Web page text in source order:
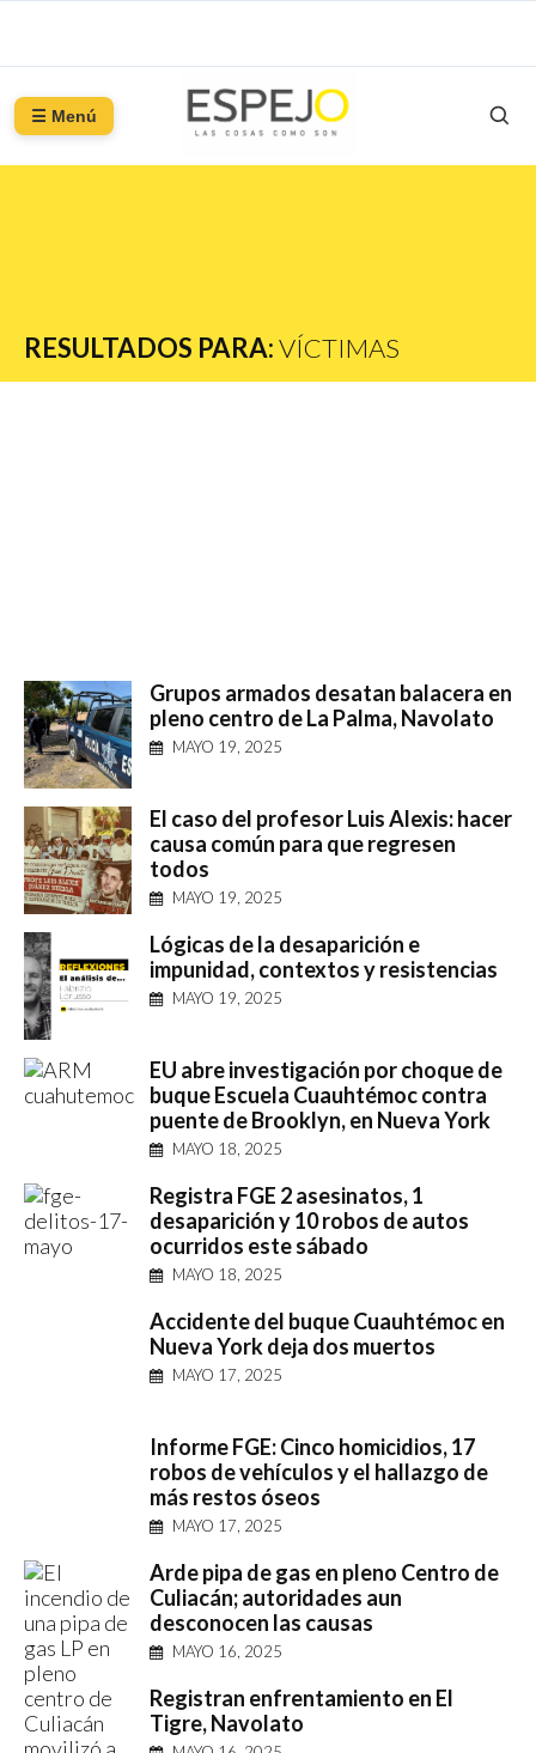
☰ Menú
RESULTADOS PARA:VÍCTIMAS
Grupos armados desatan balacera en
pleno centro de La Palma, Navolato
MAYO 19, 2025
El caso del profesor Luis Alexis: hacer
causa común para que regresen
todos
MAYO 19, 2025
Lógicas de la desaparición e
impunidad, contextos y resistencias
MAYO 19, 2025
EU abre investigación por choque de
buque Escuela Cuauhtémoc contra
puente de Brooklyn, en Nueva York
MAYO 18, 2025
Registra FGE 2 asesinatos, 1
desaparición y 10 robos de autos
ocurridos este sábado
MAYO 18, 2025
Accidente del buque Cuauhtémoc en
Nueva York deja dos muertos
MAYO 17, 2025
Informe FGE: Cinco homicidios, 17
robos de vehículos y el hallazgo de
más restos óseos
MAYO 17, 2025
Arde pipa de gas en pleno Centro de
Culiacán; autoridades aun
desconocen las causas
MAYO 16, 2025
Registran enfrentamiento en El
Tigre, Navolato